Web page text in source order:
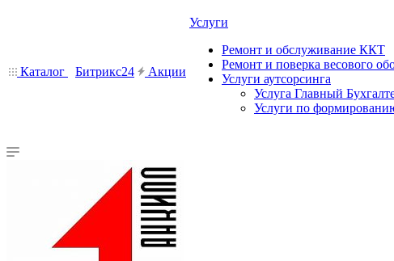
Каталог Битрикс24 Акции
Услуги
Ремонт и обслуживание ККТ
Ремонт и поверка весового
Услуги аутсорсинга
Услуга Главный
Услуги по